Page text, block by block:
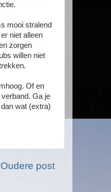
mooi stralend
niet alleen
zorgen
willen niet
Of en
Ga je
wat (extra)
Oudere post